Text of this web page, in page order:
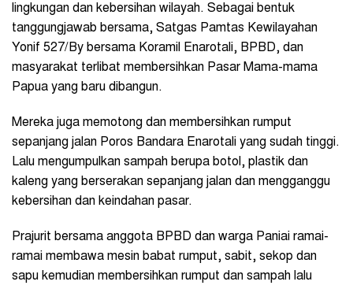
lingkungan dan kebersihan wilayah. Sebagai bentuk
tanggungjawab bersama, Satgas Pamtas Kewilayahan
Yonif 527/By bersama Koramil Enarotali, BPBD, dan
masyarakat terlibat membersihkan Pasar Mama-mama
Papua yang baru dibangun.
Mereka juga memotong dan membersihkan rumput
sepanjang jalan Poros Bandara Enarotali yang sudah tinggi.
Lalu mengumpulkan sampah berupa botol, plastik dan
kaleng yang berserakan sepanjang jalan dan mengganggu
kebersihan dan keindahan pasar.
Prajurit bersama anggota BPBD dan warga Paniai ramai-
ramai membawa mesin babat rumput, sabit, sekop dan
sapu kemudian membersihkan rumput dan sampah lalu